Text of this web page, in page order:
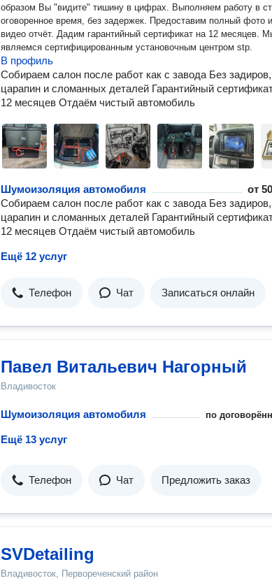
образом Вы "видите" тишину в цифрах. Выполняем работу в
оговоренное время, без задержек. Предоставим полный фото и
видео отчёт. Дадим гарантийный сертификат на 12 месяцев. Мы
являемся сертифицированным установочным центром stp.
В профиль
Собираем салон после работ как с завода Без задиров,
царапин и сломанных деталей Гарантийный
12 месяцев Отдаём чистый автомобиль
Шумоизоляция автомобиля от
Собираем салон после работ как с завода Без задиров,
царапин и сломанных деталей Гарантийный
12 месяцев Отдаём чистый автомобиль
Ещё 12 услуг
Телефон Чат Записаться онлайн
Павел Витальевич Нагорный
Владивосток
Шумоизоляция автомобиля по
Ещё 13 услуг
Телефон Чат Предложить заказ
SVDetailing
Владивосток, Первореченский район